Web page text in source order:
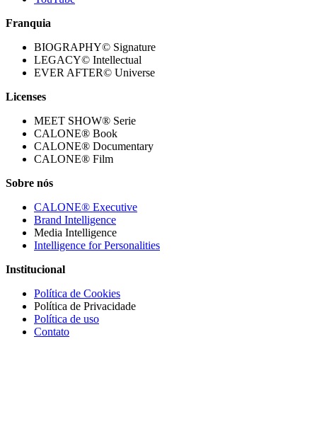
Franquia
BIOGRAPHY© Signature
LEGACY© Intellectual
EVER AFTER© Universe
Licenses
MEET SHOW® Serie
CALONE® Book
CALONE® Documentary
CALONE® Film
Sobre nós
CALONE® Executive
Brand Intelligence
Media Intelligence
Intelligence for Personalities
Institucional
Política de Cookies
Política de Privacidade
Política de uso
Contato